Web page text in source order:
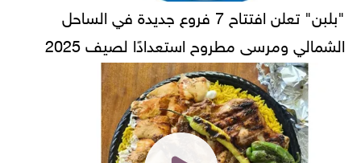
"بلبن" تعلن افتتاح 7 فروع جديدة في الساحل
الشمالي ومرسى مطروح استعدادًا لصيف 2025